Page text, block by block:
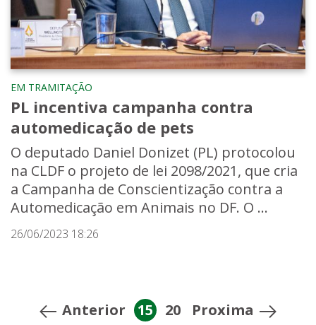
EM TRAMITAÇÃO
PL incentiva campanha contra
automedicação de pets
O deputado Daniel Donizet (PL) protocolou
na CLDF o projeto de lei 2098/2021, que cria
a Campanha de Conscientização contra a
Automedicação em Animais no DF. O ...
26/06/2023 18:26
Anterior 15 20 Proxima